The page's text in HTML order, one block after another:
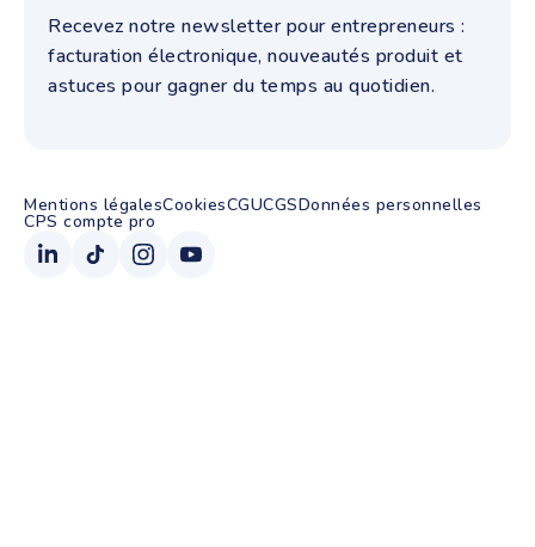
Recevez notre newsletter pour entrepreneurs :
facturation électronique, nouveautés produit et
astuces pour gagner du temps au quotidien.
Mentions légalesCookiesCGUCGSDonnées personnelles
CPS compte pro